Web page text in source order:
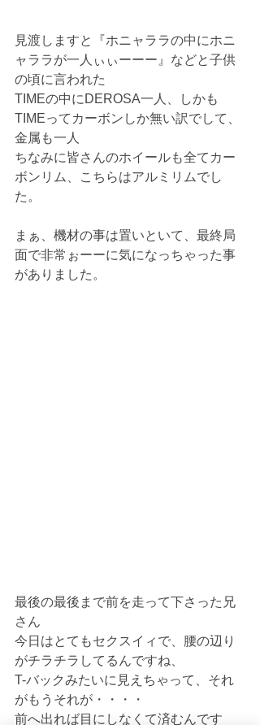
見渡しますと『ホニャララの中にホニ
ャララが一人ぃぃーーー』などと子供
の頃に言われた
TIMEの中にDEROSA一人、しかも
TIMEってカーボンしか無い訳でして、
金属も一人
ちなみに皆さんのホイールも全てカー
ボンリム、こちらはアルミリムでし
た。
まぁ、機材の事は置いといて、最終局
面で非常ぉーーに気になっちゃった事
がありました。
最後の最後まで前を走って下さった兄
さん
今日はとてもセクスイィで、腰の辺り
がチラチラしてるんですね、
T-バックみたいに見えちゃって、それ
がもうそれが・・・・
前へ出れば目にしなくて済むんです